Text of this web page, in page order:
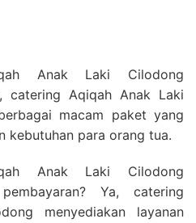
Anak Laki Cilodong
catering Aqiqah Anak Laki
macam paket yang
kebutuhan para orang tua.
Anak Laki Cilodong
Ya, catering
menyediakan layanan